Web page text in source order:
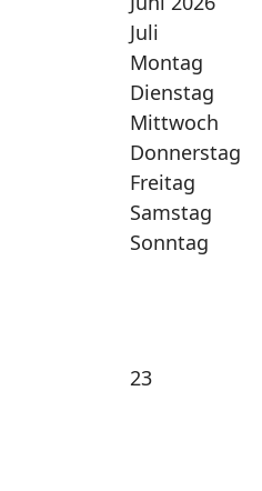
Juli
Montag
Dienstag
Mittwoch
Donnerstag
Freitag
Samstag
Sonntag
23